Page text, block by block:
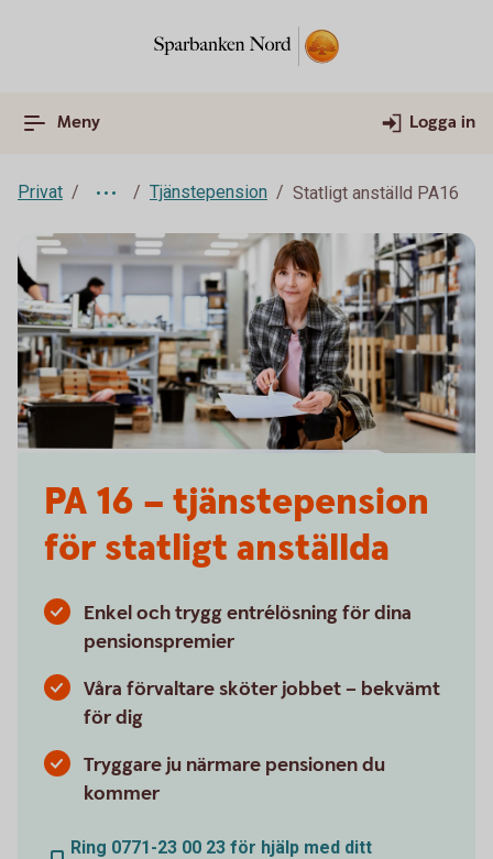
Meny Logga in
Privat Tjänstepension Statligt anställd PA16
PA 16 – tjänstepension
för statligt anställda
Enkel och trygg entrélösning för dina
pensionspremier
Våra förvaltare sköter jobbet – bekvämt
för dig
Tryggare ju närmare pensionen du
kommer
Ring 0771-23 00 23 för hjälp med ditt